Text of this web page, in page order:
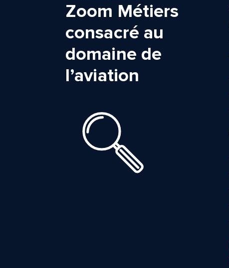
Zoom Métiers
consacré au
domaine de
l’aviation